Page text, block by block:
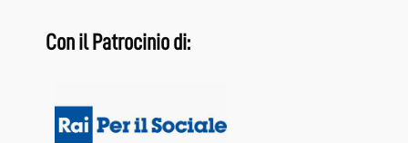
Con il Patrocinio di: